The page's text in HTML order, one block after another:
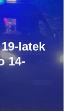
latek
14-